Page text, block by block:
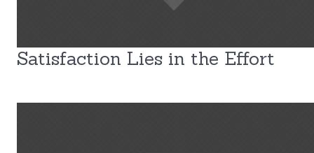
Satisfaction Lies in the Effort